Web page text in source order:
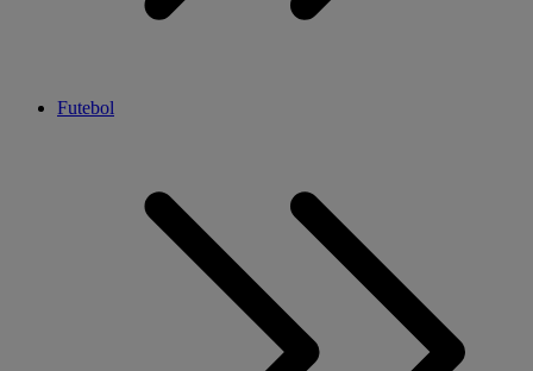
Futebol